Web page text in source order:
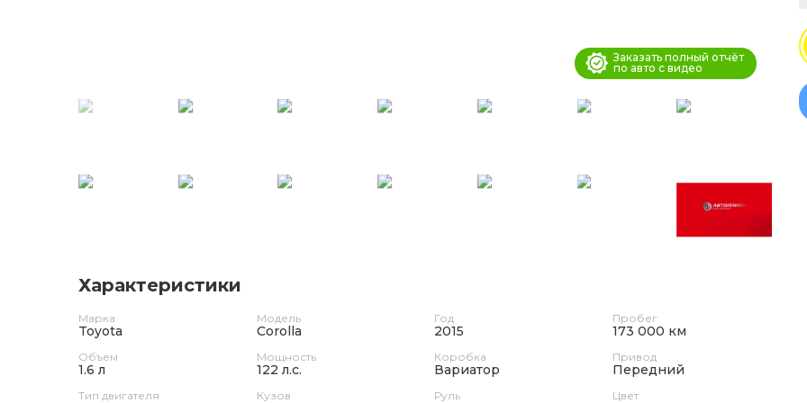
Заказать полный отчёт
по авто с видео
Характеристики
Марка
Toyota
Модель
Corolla
Год
2015
Пробег
173 000 км
Объем
1.6 л
Мощность
122 л.с.
Коробка
Вариатор
Привод
Передний
Тип двигателя Кузов Руль Цвет